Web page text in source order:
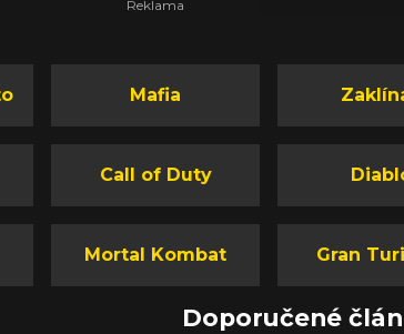
Mafia
Call of Duty
Mortal Kombat Gran
Doporučené